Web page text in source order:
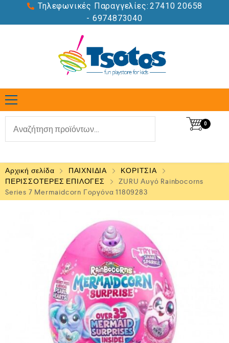
Τηλεφωνικές Παραγγελίες: 27410 20658
- 6974873040
0
Αρχική σελίδα ΠΑΙΧΝΙΔΙΑ
ΚΟΡΙΤΣΙΑ
ΠΕΡΙΣΣΟΤΕΡΕΣ ΕΠΙΛΟΓΕΣ
ZURU Αυγό Rainbocorns
Series 7 Mermaidcorn Γοργόνα 11809283